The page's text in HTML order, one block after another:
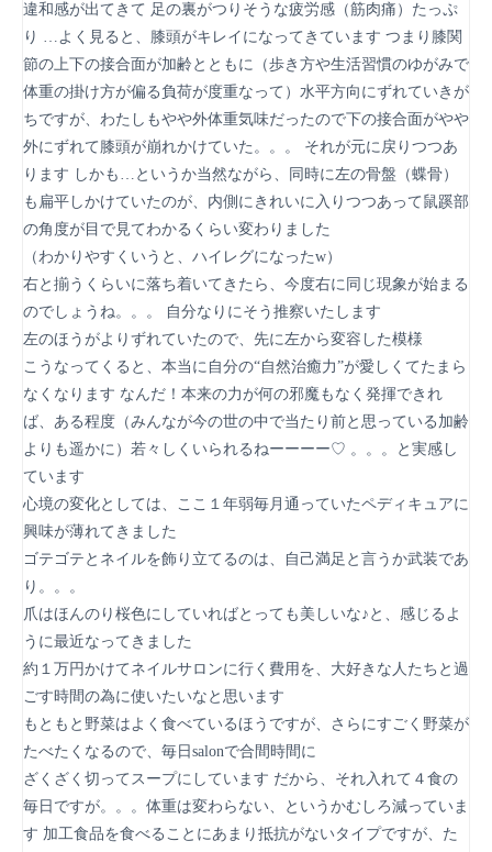
違和感が出てきて 足の裏がつりそうな疲労感（筋肉痛）たっぷ
り …よく見ると、膝頭がキレイになってきています つまり膝関
節の上下の接合面が加齢とともに（歩き方や生活習慣のゆがみで
体重の掛け方が偏る負荷が度重なって）水平方向にずれていきが
ちですが、わたしもやや外体重気味だったので下の接合面がやや
外にずれて膝頭が崩れかけていた。。。 それが元に戻りつつあ
ります しかも…というか当然ながら、同時に左の骨盤（蝶骨）
も扁平しかけていたのが、内側にきれいに入りつつあって鼠蹊部
の角度が目で見てわかるくらい変わりました
（わかりやすくいうと、ハイレグになったw）
右と揃うくらいに落ち着いてきたら、今度右に同じ現象が始まる
のでしょうね。。。 自分なりにそう推察いたします
左のほうがよりずれていたので、先に左から変容した模様
こうなってくると、本当に自分の“自然治癒力”が愛しくてたまら
なくなります なんだ！本来の力が何の邪魔もなく発揮できれ
ば、ある程度（みんなが今の世の中で当たり前と思っている加齢
よりも遥かに）若々しくいられるねーーーー♡ 。。。と実感し
ています
心境の変化としては、ここ１年弱毎月通っていたペディキュアに
興味が薄れてきました
ゴテゴテとネイルを飾り立てるのは、自己満足と言うか武装であ
り。。。
爪はほんのり桜色にしていればとっても美しいな♪と、感じるよ
うに最近なってきました
約１万円かけてネイルサロンに行く費用を、大好きな人たちと過
ごす時間の為に使いたいなと思います
もともと野菜はよく食べているほうですが、さらにすごく野菜が
たべたくなるので、毎日salonで合間時間に
ざくざく切ってスープにしています だから、それ入れて４食の
毎日ですが。。。体重は変わらない、というかむしろ減っていま
す 加工食品を食べることにあまり抵抗がないタイプですが、た